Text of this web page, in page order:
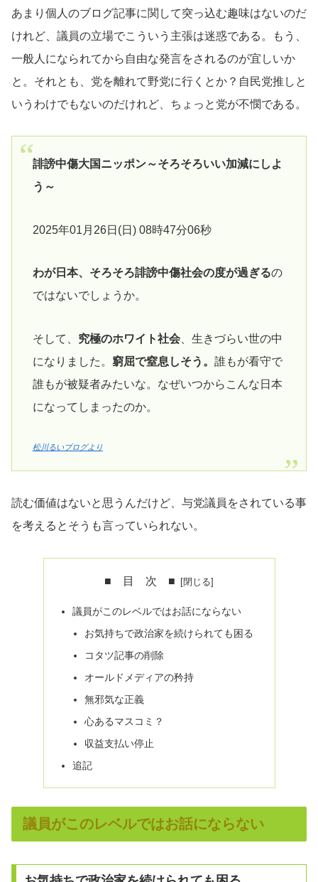
あまり個人のブログ記事に関して突っ込む趣味はないのだ
けれど、議員の立場でこういう主張は迷惑である。もう、
一般人になられてから自由な発言をされるのが宜しいか
と。それとも、党を離れて野党に行くとか？自民党推しと
いうわけでもないのだけれど、ちょっと党が不憫である。
誹謗中傷大国ニッポン～そろそろいい加減にしよ
う～
2025年01月26日(日) 08時47分06秒
わが日本、そろそろ誹謗中傷社会の度が過ぎるの
ではないでしょうか。
そして、 究極のホワイト社会、生きづらい世の中
になりました。 窮屈で窒息しそう。 誰もが看守で
誰もが被疑者みたいな。なぜいつからこんな日本
になってしまったのか。
松川るいブログより
読む価値はないと思うんだけど、与党議員をされている事
を考えるとそうも言っていられない。
■ 目 次 ■
議員がこのレベルではお話にならない
お気持ちで政治家を続けられても困る
コタツ記事の削除
オールドメディアの矜持
無邪気な正義
心あるマスコミ？
収益支払い停止
追記
議員がこのレベルではお話にならない